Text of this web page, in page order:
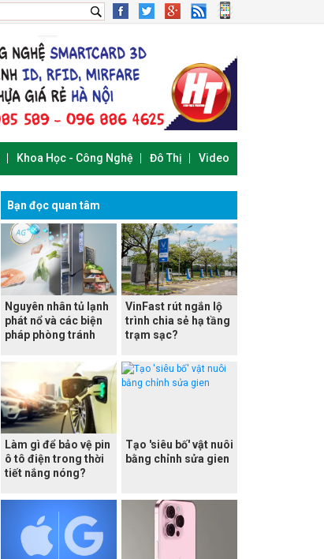
Khoa Học - Công Nghệ Đô Thị Video
Bạn đọc quan tâm
Nguyên nhân tủ lạnh
phát nổ và các biện
pháp phòng tránh
VinFast rút ngắn lộ
trình chia sẻ hạ tầng
trạm sạc?
Làm gì để bảo vệ pin
ô tô điện trong thời
tiết nắng nóng?
Tạo 'siêu bố' vật nuôi
bằng chỉnh sửa gien